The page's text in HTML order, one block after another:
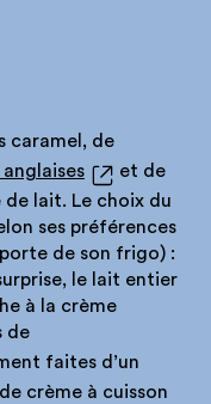
caramel, de
et de
lait. Le choix du
ses préférences
de son frigo) :
le lait entier
à la crème
de
faites d’un
crème à cuisson